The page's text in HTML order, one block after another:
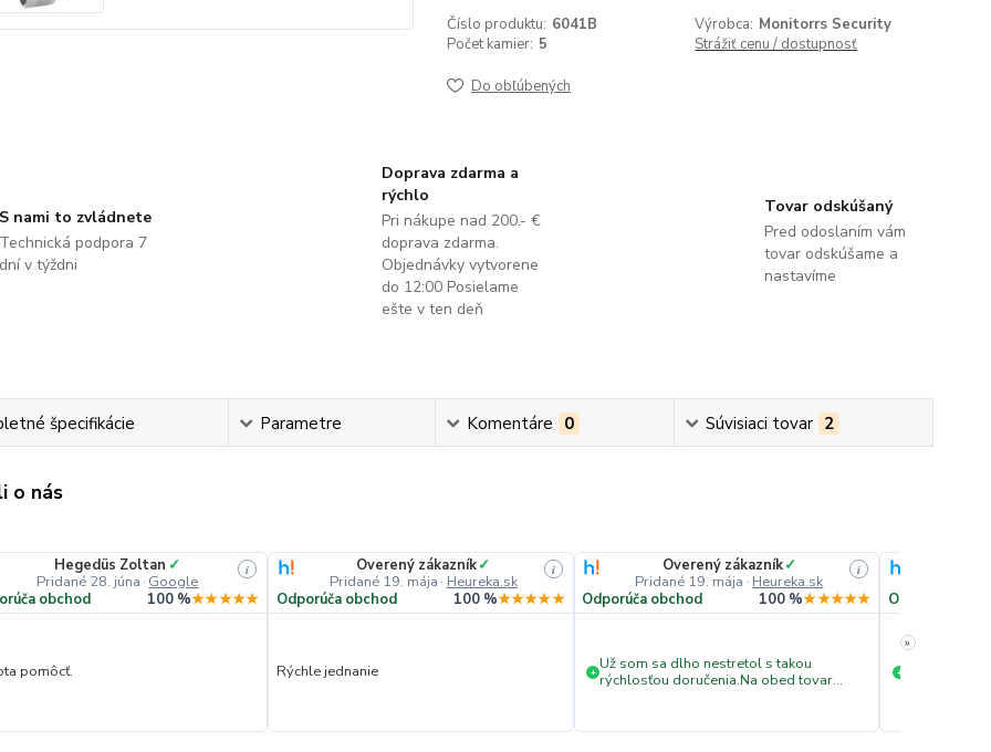
Číslo produktu: 6041B Výrobca: Monitorrs Security
Počet kamier: 5 Strážiť cenu / dostupnosť
Do obľúbených
nami to zvládnete
podpora 7
v týždni
Doprava zdarma a
rýchlo
Pri nákupe nad 200.- €
doprava zdarma.
Objednávky vytvorene
do 12:00 Posielame
ešte v ten deň
Tovar odskúšaný
Pred odoslaním vám
tovar odskúšame a
nastavíme
špecifikácie Parametre Komentáre 0 Súvisiaci tovar 2
o nás
Hegedüs Zoltan ✓
Pridané 28. júna · Google
i
obchod 100 %★★★★★
pomôcť.
Overený zákazník✓
Pridané 19. mája · Heureka.sk
i
Odporúča obchod 100 %★★★★★
Rýchle jednanie
Overený zákazník✓
Pridané 19. mája · Heureka.sk
i
Odporúča obchod 100 %★★★★★
+ Už som sa dlho nestretol s takou
rýchlosťou doručenia.Na obed tovar
Odporúča
+
»